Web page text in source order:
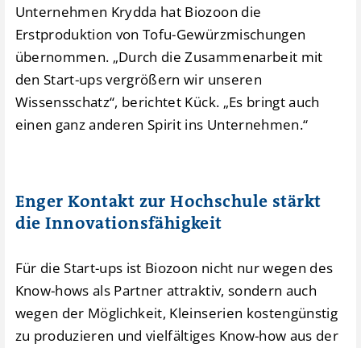
Unternehmen Krydda hat Biozoon die
Erstproduktion von Tofu-Gewürzmischungen
übernommen. „Durch die Zusammenarbeit mit
den Start-ups vergrößern wir unseren
Wissensschatz“, berichtet Kück. „Es bringt auch
einen ganz anderen Spirit ins Unternehmen.“
Enger Kontakt zur Hochschule stärkt
die Innovationsfähigkeit
Für die Start-ups ist Biozoon nicht nur wegen des
Know-hows als Partner attraktiv, sondern auch
wegen der Möglichkeit, Kleinserien kostengünstig
zu produzieren und vielfältiges Know-how aus der